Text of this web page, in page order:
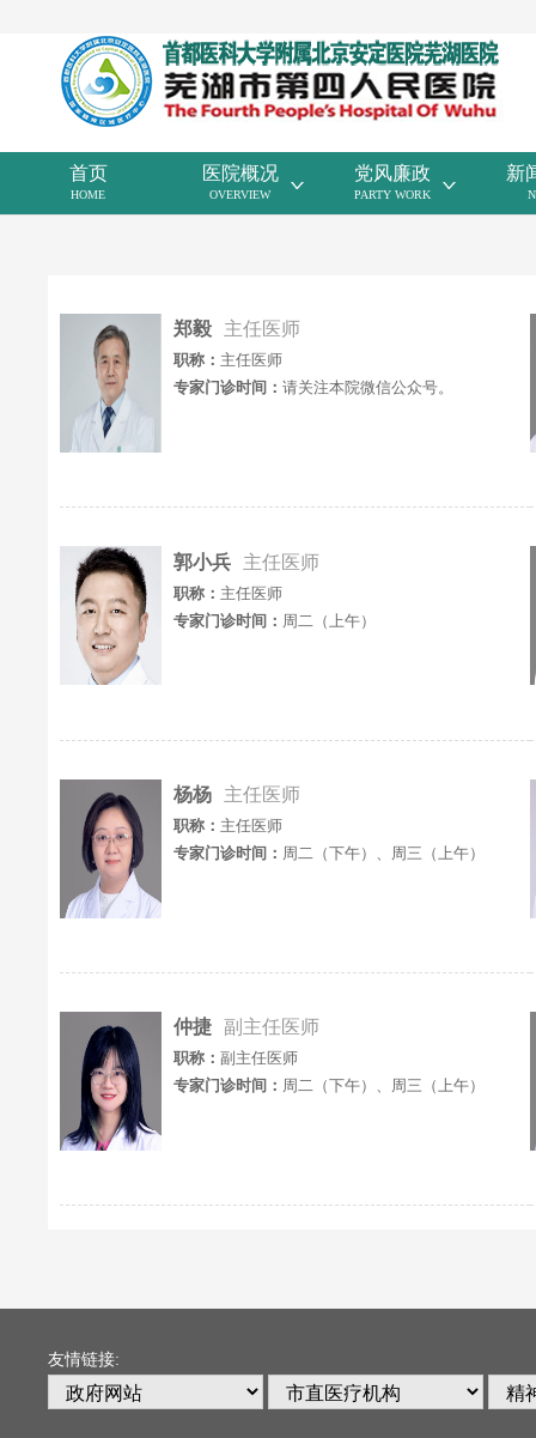
首页
HOME
医院概况
OVERVIEW
党风廉政
PARTY WORK
新
郑毅 主任医师
职称： 主任医师
专家门诊时间： 请关注本院微信公众号。
郭小兵 主任医师
职称： 主任医师
专家门诊时间： 周二（上午）
杨杨 主任医师
职称： 主任医师
专家门诊时间： 周二（下午）、周三（上午）
仲捷 副主任医师
职称： 副主任医师
专家门诊时间： 周二（下午）、周三（上午）
友情链接: